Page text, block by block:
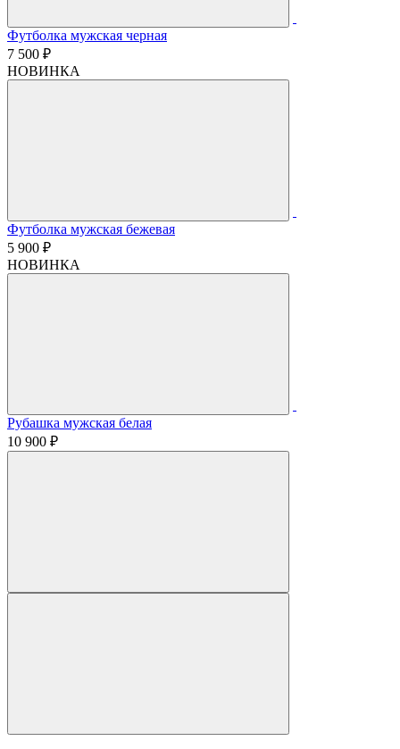
Футболка мужская черная
7 500 ₽
НОВИНКА
Футболка мужская бежевая
5 900 ₽
НОВИНКА
Рубашка мужская белая
10 900 ₽